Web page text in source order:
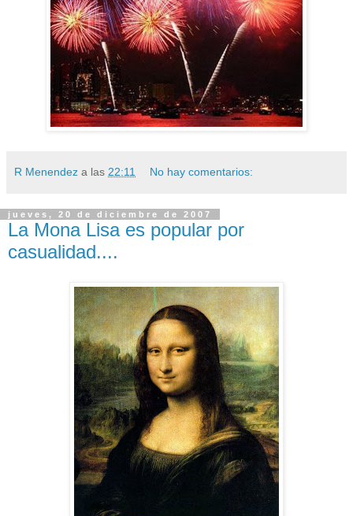
R Menendez a las 22:11 No hay comentarios:
jueves, 20 de diciembre de 2007
La Mona Lisa es popular por
casualidad....